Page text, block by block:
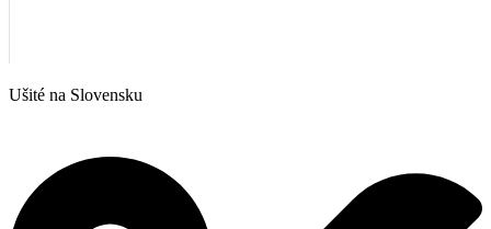
Ušité na Slovensku